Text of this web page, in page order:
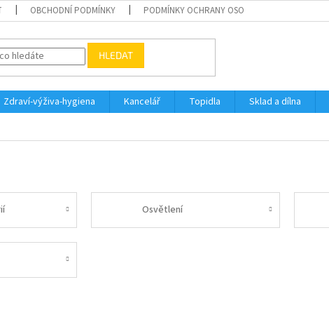
OBCHODNÍ PODMÍNKY PODMÍNKY OCHRANY OSOBNÍCH ÚDAJŮ
HLEDAT
Zdraví-výživa-hygiena Kancelář Topidla Sklad a dílna
Osvětlení